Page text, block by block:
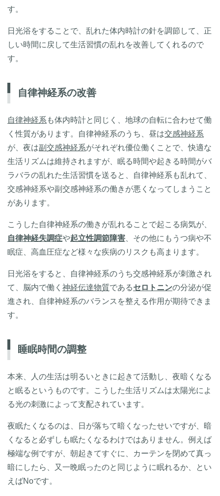
す。
日光浴をすることで、乱れた体内時計の針を調節して、正
しい時間に戻して生活習慣の乱れを改善してくれるので
す。
自律神経系の改善
自律神経系 も体内時計と同じく、地球の自転に合わせて働
く性質があります。自律神経系のうち、昼は交感神経系
が、夜は副交感神経系がそれぞれ優位働くことで、快適な
生活リズムは維持されますが、眠る時間や起きる時間がバ
ラバラの乱れた生活習慣を送ると、自律神経系も乱れて、
交感神経系や副交感神経系の働きが悪くなってしまうこと
があります。
こうした自律神経系の働きが乱れることで起こる病気が、
自律神経失調症や起立性調節障害 、その他にもうつ病や不
眠症、高血圧症など様々な疾病のリスクも高まります。
日光浴をすると、自律神経系のうち交感神経系が刺激され
て、脳内で働く 神経伝達物質であるセロトニンの分泌が促
進され、自律神経系のバランスを整える作用が期待できま
す。
睡眠時間の調整
本来、人の生活は明るいときに起きて活動し、夜暗くなる
と眠るというものです。こうした生活リズムは太陽光によ
る光の刺激によって支配されています。
夜眠たくなるのは、日が落ちて暗くなったせいですが、暗
くなると必ずしも眠たくなるわけではありません。例えば
極端な例ですが、朝起きてすぐに、カーテンを閉めて真っ
暗にしたら、又一晩眠ったのと同じように眠れるか、とい
えばNoです。